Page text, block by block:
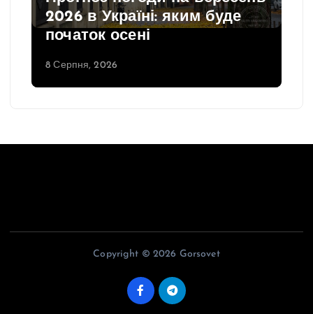
2026 в Україні: яким буде
початок осені
8 Серпня, 2026
Copyright © 2026 Gorsovet